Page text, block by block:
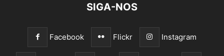
SIGA-NOS
Facebook Flickr Instagram